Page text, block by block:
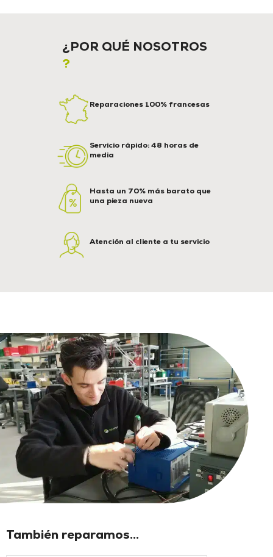
¿POR QUÉ NOSOTROS
?
Reparaciones 100% francesas
Servicio rápido: 48 horas de
media
Hasta un 70% más barato que
una pieza nueva
Atención al cliente a tu servicio
También reparamos...